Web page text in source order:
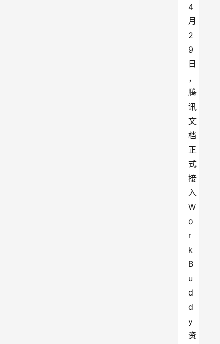
4
月
2
9
日
，
腾
讯
文
档
正
式
接
入
W
o
r
k
B
u
d
d
y
资